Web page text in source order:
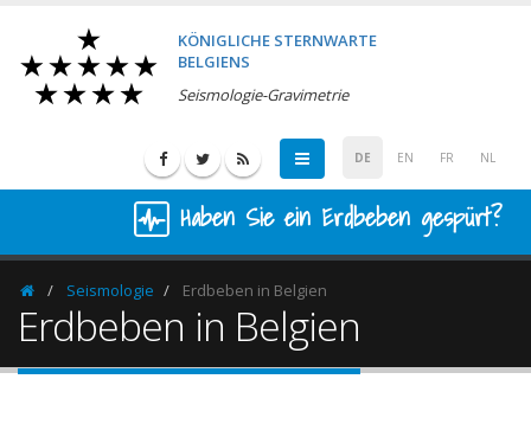
KÖNIGLICHE STERNWARTE
BELGIENS
Seismologie-Gravimetrie
DE EN FR NL
Haben Sie ein Erdbeben gespürt?
HomepageSeismologie Erdbeben in Belgien
Erdbeben in Belgien